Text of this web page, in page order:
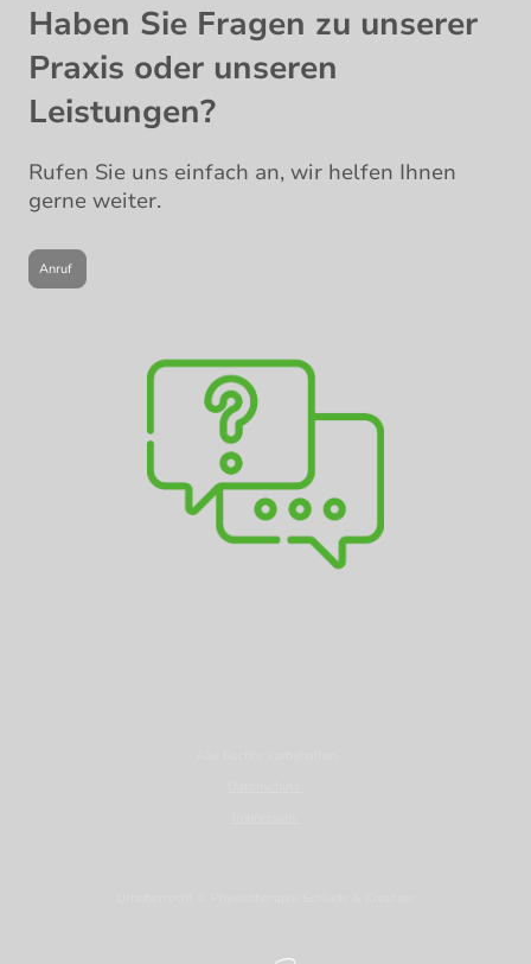
Haben Sie Fragen zu unserer
Praxis oder unseren
Leistungen?
Rufen Sie uns einfach an, wir helfen Ihnen
gerne weiter.
Anruf